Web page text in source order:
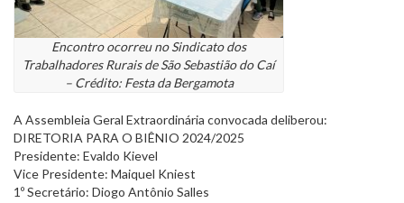
Encontro ocorreu no Sindicato dos
Trabalhadores Rurais de São Sebastião do Caí
– Crédito: Festa da Bergamota
A Assembleia Geral Extraordinária convocada deliberou:
DIRETORIA PARA O BIÊNIO 2024/2025
Presidente: Evaldo Kievel
Vice Presidente: Maiquel Kniest
1º Secretário: Diogo Antônio Salles